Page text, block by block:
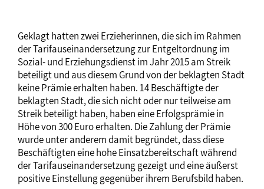
Geklagt hatten zwei Erzieherinnen, die sich im Rahmen
der Tarifauseinandersetzung zur Entgeltordnung im
Sozial- und Erziehungsdienst im Jahr 2015 am Streik
beteiligt und aus diesem Grund von der beklagten Stadt
keine Prämie erhalten haben. 14 Beschäftigte der
beklagten Stadt, die sich nicht oder nur teilweise am
Streik beteiligt haben, haben eine Erfolgsprämie in
Höhe von 300 Euro erhalten. Die Zahlung der Prämie
wurde unter anderem damit begründet, dass diese
Beschäftigten eine hohe Einsatzbereitschaft während
der Tarifauseinandersetzung gezeigt und eine äußerst
positive Einstellung gegenüber ihrem Berufsbild haben.